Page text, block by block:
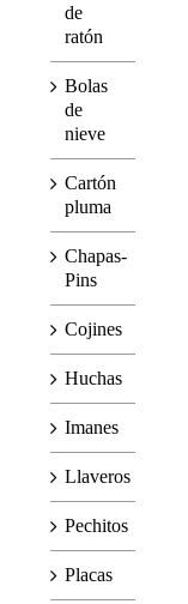
de
ratón
Bolas
de
nieve
Cartón
pluma
Chapas-
Pins
Cojines
Huchas
Imanes
Llaveros
Pechitos
Placas